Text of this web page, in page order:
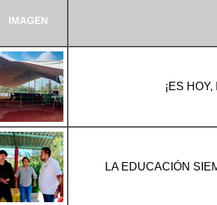
IMAGEN
¡ES
LA EDUCACIÓN